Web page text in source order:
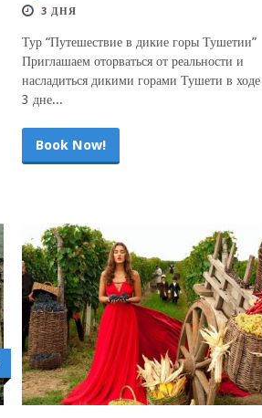
3 ДНЯ
Тур “Путешествие в дикие горы Тушетии”
Приглашаем оторваться от реальности и
насладиться дикими горами Тушети в ходе
3 дне...
Book Now!